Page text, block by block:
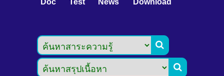
Doc Test News Download

